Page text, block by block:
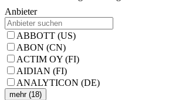
Anbieter
ABBOTT (US)
ABON (CN)
ACTIM OY (FI)
AIDIAN (FI)
ANALYTICON (DE)
mehr (18)